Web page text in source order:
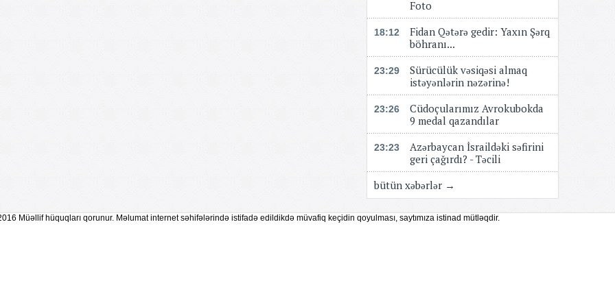
Foto
18:12
Fidan Qətərə gedir: Yaxın Şərq
böhranı...
23:29
Sürücülük vəsiqəsi almaq
istəyənlərin nəzərinə!
23:26
Cüdoçularımız Avrokubokda
9 medal qazandılar
23:23
Azərbaycan İsraildəki səfirini
geri çağırdı? - Təcili
bütün xəbərlər →
Müəllif hüquqları qorunur. Məlumat internet səhifələrində istifadə edildikdə müvafiq keçidin qoyulması, saytımıza istinad mütləqdir.